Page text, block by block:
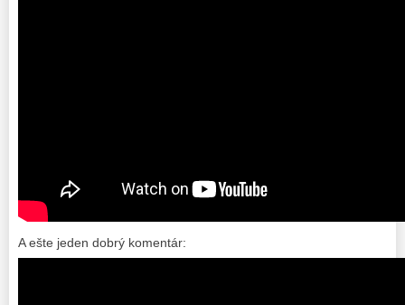
A ešte jeden dobrý komentár: